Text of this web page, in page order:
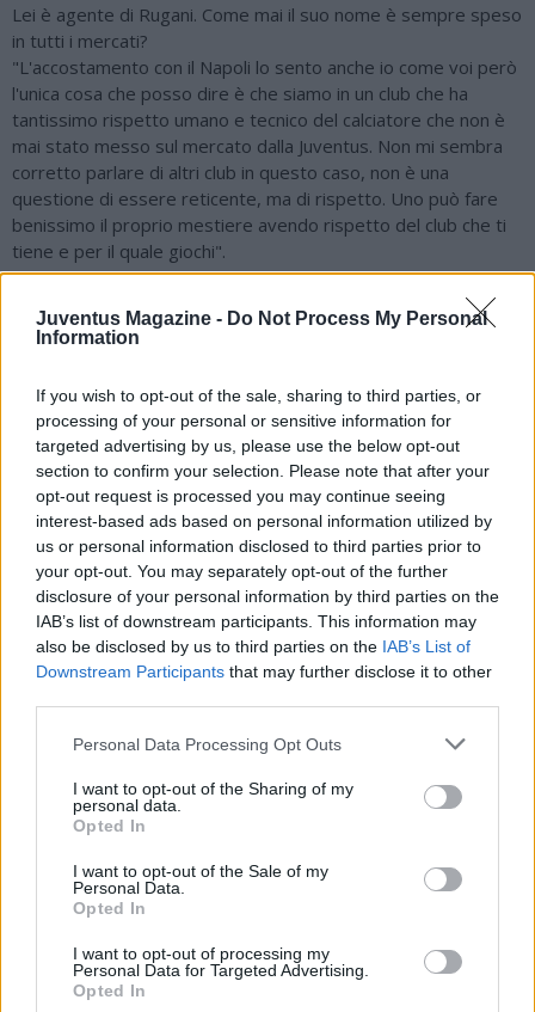
Juventus Magazine - Do Not Process My Personal
Information
If you wish to opt-out of the sale, sharing to third parties, or
processing of your personal or sensitive information for
targeted advertising by us, please use the below opt-out
section to confirm your selection. Please note that after your
opt-out request is processed you may continue seeing
interest-based ads based on personal information utilized by
us or personal information disclosed to third parties prior to
your opt-out. You may separately opt-out of the further
disclosure of your personal information by third parties on the
IAB’s list of downstream participants. This information may
also be disclosed by us to third parties on the IAB’s List of
Downstream Participants that may further disclose it to other
Personal Data Processing Opt Outs
I want to opt-out of the Sharing of my
personal data.
Opted In
I want to opt-out of the Sale of my
Personal Data.
Opted In
I want to opt-out of processing my
Personal Data for Targeted Advertising.
Opted In
Lei è agente di Rugani. Come mai il suo nome è sempre speso
in tutti i mercati?
"L'accostamento con il Napoli lo sento anche io come voi però
l'unica cosa che posso dire è che siamo in un club che ha
tantissimo rispetto umano e tecnico del calciatore che non è
mai stato messo sul mercato dalla Juventus. Non mi sembra
corretto parlare di altri club in questo caso, non è una
questione di essere reticente, ma di rispetto. Uno può fare
benissimo il proprio mestiere avendo rispetto del club che ti
tiene e per il quale giochi".
La sensazione è che quest'anno ci sarà un campionato più
"Credo che ci sarà ancora di più la frazione tra quelle 5-6 e
quelle sotto. Le strutture sono diverse ed è inevitabile, ma ci
sono dei club che hanno delle particolarità. Allegri è tornato
alla Juventus e sarà competitiva, l'Inter ha perso Hakimi,
Lukaku e Conte, ma ha preso Inzaghi, la Lazio ha preso Sarri,
la Roma si sta organizzando con Mourinho... La continuità paga
comunque sempre di più".
Chi è che può essere una sorpresa quest'anno?
"Mi intriga rivedere il Milan. Era il periodo del Covid e non si è
importanti: voglio vedere se riescono a riconfermarsi. L'Inter
anche mi attirano come quello di Spalletti al Napoli. Tanti
giocatori si trovano bene con determinati allenatori, mentre
dare lezioni, ma l'Europeo lo abbiamo vinto noi quindi calciatori
buoni li abbiamo".